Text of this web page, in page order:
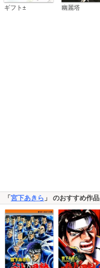
ギフト± 幽麗塔
「 宮下あきら 」 のおすすめ作品